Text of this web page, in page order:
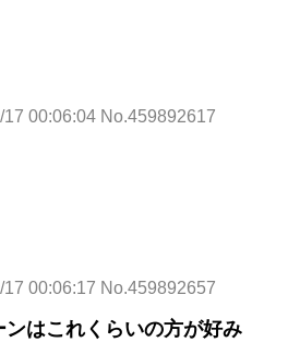
17 00:06:04 No.459892617
17 00:06:17 No.459892657
ンはこれくらいの方が好み